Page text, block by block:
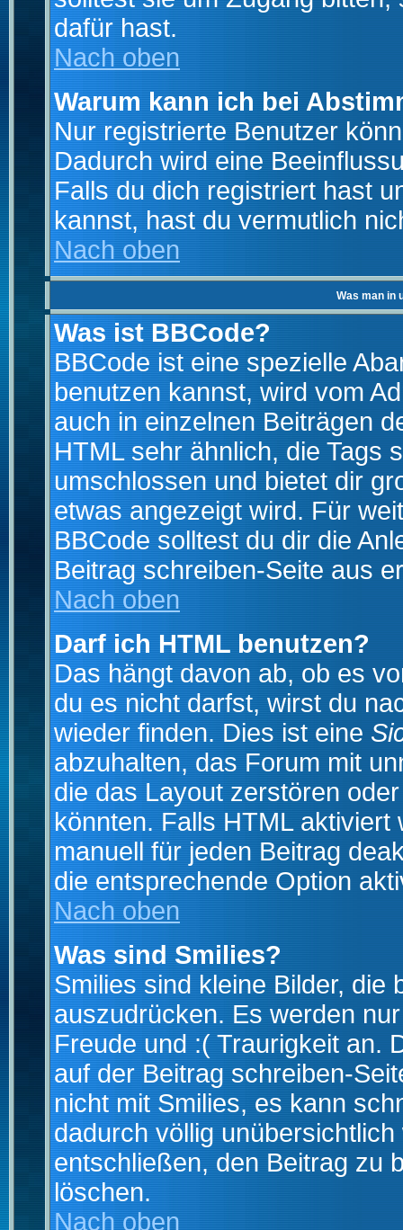
dafür hast.
Nach oben
Warum kann ich bei
Nur registrierte Benutzer
Dadurch wird eine
Falls du dich registriert hast
kannst, hast du vermutlich
Nach oben
Was man in
Was ist BBCode?
BBCode ist eine spezielle
benutzen kannst, wird vom
auch in einzelnen Beiträgen
HTML sehr ähnlich, die Tags
umschlossen und bietet dir
etwas angezeigt wird. Für
BBCode solltest du dir die
Beitrag schreiben-Seite aus
Nach oben
Darf ich HTML benutzen?
Das hängt davon ab, ob es
du es nicht darfst, wirst du
wieder finden. Dies ist eine
abzuhalten, das Forum mit
die das Layout zerstören
könnten. Falls HTML
manuell für jeden Beitrag
die entsprechende Option
Nach oben
Was sind Smilies?
Smilies sind kleine Bilder, die
auszudrücken. Es werden
Freude und :( Traurigkeit an.
auf der Beitrag schreiben-
nicht mit Smilies, es kann
dadurch völlig
entschließen, den Beitrag zu
löschen.
Nach oben